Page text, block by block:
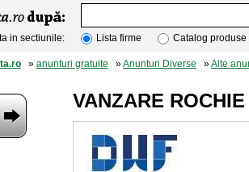
in sectiunile: Lista firme Catalog produse
» anunturi gratuite »Anunturi Diverse »Alte
VANZARE